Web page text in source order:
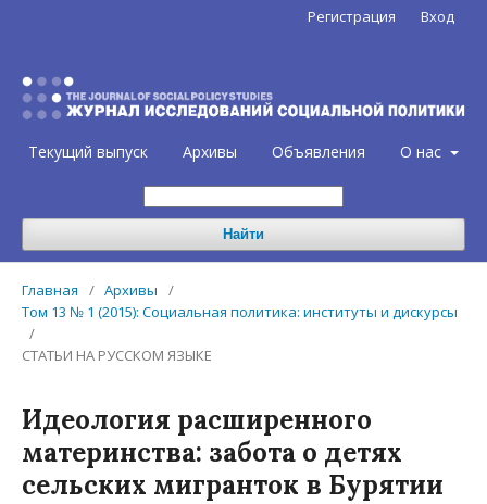
Текущий выпуск Архивы Объявления О нас
Найти
Регистрация Вход
Главная / Архивы
/
Том 13 № 1 (2015): Социальная политика: институты и дискурсы
/
СТАТЬИ НА РУССКОМ ЯЗЫКЕ
Идеология расширенного
материнства: забота о детях
сельских мигранток в Бурятии